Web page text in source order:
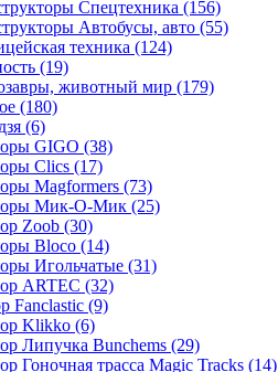
Спецтехника (156)
Автобусы, авто (55)
техника (124)
(19)
животный мир (179)
(180)
(6)
GIGO (38)
Clics (17)
Magformers (73)
Мик-О-Мик (25)
Zoob (30)
Bloco (14)
Игольчатые (31)
ARTEC (32)
Fanclastic (9)
Klikko (6)
Липучка Bunchems (29)
Гоночная трасса Magic Tracks (14)